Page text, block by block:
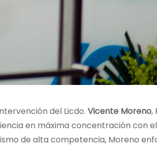
del Licdo. Vicente Moreno,
en máxima concentración con el
de alta competencia, Moreno